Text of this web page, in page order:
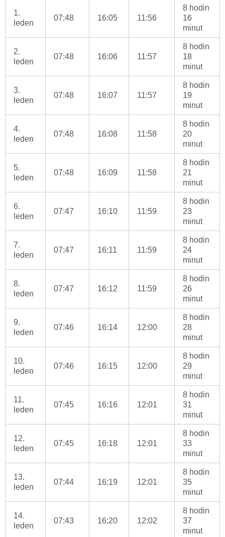
1.
leden
07:48 16:05 11:56
8 hodin
16
minut
2.
leden
07:48 16:06 11:57
8 hodin
18
minut
3.
leden
07:48 16:07 11:57
8 hodin
19
minut
4.
leden
07:48 16:08 11:58
8 hodin
20
minut
5.
leden
07:48 16:09 11:58
8 hodin
21
minut
6.
leden
07:47 16:10 11:59
8 hodin
23
minut
7.
leden
07:47 16:11 11:59
8 hodin
24
minut
8.
leden
07:47 16:12 11:59
8 hodin
26
minut
9.
leden
07:46 16:14 12:00
8 hodin
28
minut
10.
leden
07:46 16:15 12:00
8 hodin
29
minut
11.
leden
07:45 16:16 12:01
8 hodin
31
minut
12.
leden
07:45 16:18 12:01
8 hodin
33
minut
13.
leden
07:44 16:19 12:01
8 hodin
35
minut
14.
leden
07:43 16:20 12:02
8 hodin
37
minut